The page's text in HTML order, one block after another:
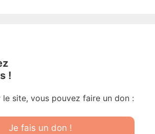
!
le site, vous pouvez faire un don :
Je fais un don !